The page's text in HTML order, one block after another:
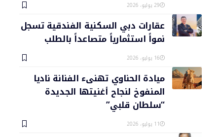
29 يوليو، 2026
عقارات دبي السكنية الفندقية تسجل
نمواً استثمارياً متصاعداً بالطلب
16 يوليو، 2026
ميادة الحناوي تهنىء الفنانة ناديا
المنفوخ لنجاح أغنيتها الجديدة
“سلطان قلبي”
11 يوليو، 2026